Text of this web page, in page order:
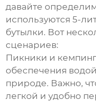
давайте
используются5-
бутылки. Вот
сценариев:
Пикники и
обеспечения
природе. Важно,
легкой и удобно